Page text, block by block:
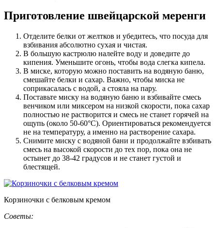
Приготовление швейцарской меренги
Отделите белки от желтков и убедитесь, что посуда для
взбивания абсолютно сухая и чистая.
В большую кастрюлю налейте воду и доведите до
кипения. Уменьшите огонь, чтобы вода слегка кипела.
В миске, которую можно поставить на водяную баню,
смешайте белки и сахар. Важно, чтобы миска не
соприкасалась с водой, а стояла на пару.
Поставьте миску на водяную баню и взбивайте смесь
венчиком или миксером на низкой скорости, пока сахар
полностью не растворится и смесь не станет горячей на
ощупь (около 50-60°C). Ориентироваться рекомендуется
не на температуру, а именно на растворение сахара.
Снимите миску с водяной бани и продолжайте взбивать
смесь на высокой скорости до тех пор, пока она не
остынет до 38-42 градусов и не станет густой и
блестящей.
Корзиночки с белковым кремом
Советы: